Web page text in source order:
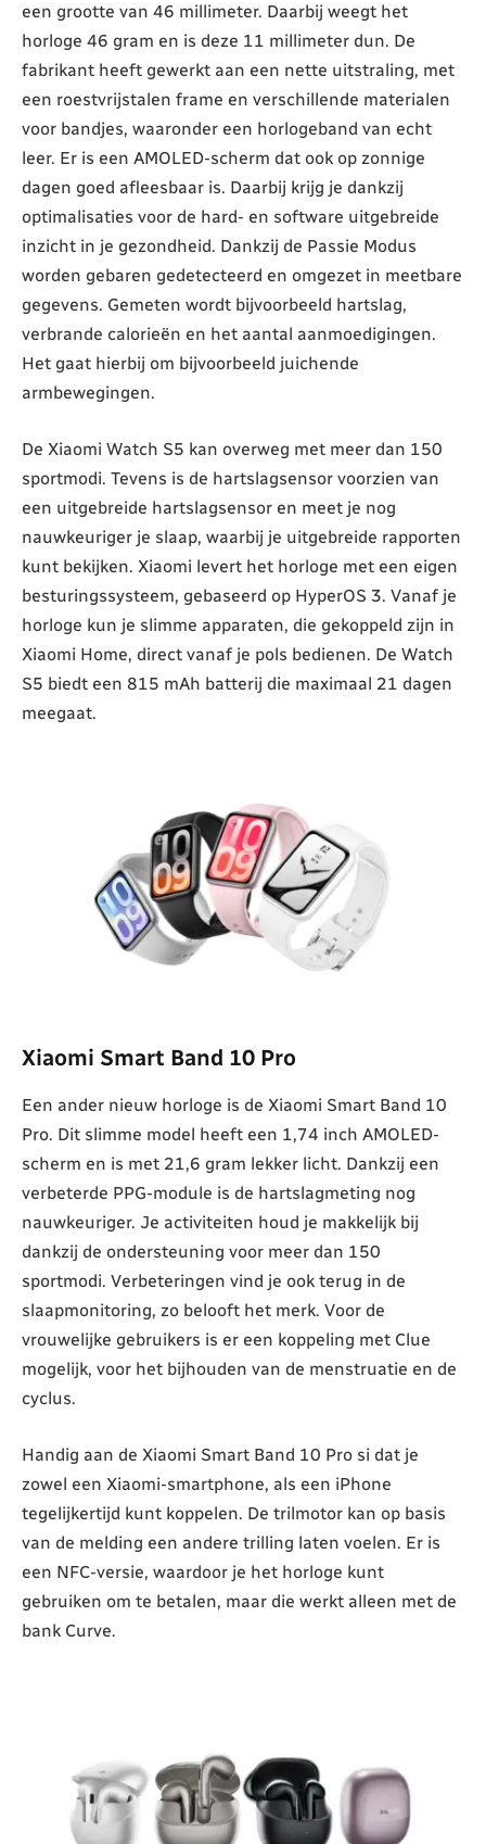
een grootte van 46 millimeter. Daarbij weegt het
horloge 46 gram en is deze 11 millimeter dun. De
fabrikant heeft gewerkt aan een nette uitstraling, met
een roestvrijstalen frame en verschillende materialen
voor bandjes, waaronder een horlogeband van echt
leer. Er is een AMOLED-scherm dat ook op zonnige
dagen goed afleesbaar is. Daarbij krijg je dankzij
optimalisaties voor de hard- en software uitgebreide
inzicht in je gezondheid. Dankzij de Passie Modus
worden gebaren gedetecteerd en omgezet in meetbare
gegevens. Gemeten wordt bijvoorbeeld hartslag,
verbrande calorieën en het aantal aanmoedigingen.
Het gaat hierbij om bijvoorbeeld juichende
armbewegingen.
De Xiaomi Watch S5 kan overweg met meer dan 150
sportmodi. Tevens is de hartslagsensor voorzien van
een uitgebreide hartslagsensor en meet je nog
nauwkeuriger je slaap, waarbij je uitgebreide rapporten
kunt bekijken. Xiaomi levert het horloge met een eigen
besturingssysteem, gebaseerd op HyperOS 3. Vanaf je
horloge kun je slimme apparaten, die gekoppeld zijn in
Xiaomi Home, direct vanaf je pols bedienen. De Watch
S5 biedt een 815 mAh batterij die maximaal 21 dagen
meegaat.
Xiaomi Smart Band 10 Pro
Een ander nieuw horloge is de Xiaomi Smart Band 10
Pro. Dit slimme model heeft een 1,74 inch AMOLED-
scherm en is met 21,6 gram lekker licht. Dankzij een
verbeterde PPG-module is de hartslagmeting nog
nauwkeuriger. Je activiteiten houd je makkelijk bij
dankzij de ondersteuning voor meer dan 150
sportmodi. Verbeteringen vind je ook terug in de
slaapmonitoring, zo belooft het merk. Voor de
vrouwelijke gebruikers is er een koppeling met Clue
mogelijk, voor het bijhouden van de menstruatie en de
cyclus.
Handig aan de Xiaomi Smart Band 10 Pro si dat je
zowel een Xiaomi-smartphone, als een iPhone
tegelijkertijd kunt koppelen. De trilmotor kan op basis
van de melding een andere trilling laten voelen. Er is
een NFC-versie, waardoor je het horloge kunt
gebruiken om te betalen, maar die werkt alleen met de
bank Curve.